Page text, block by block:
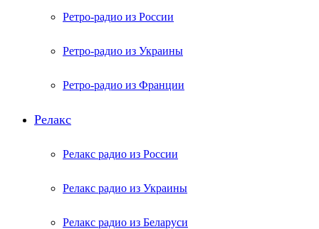
Ретро-радио из России
Ретро-радио из Украины
Ретро-радио из Франции
Релакс
Релакс радио из России
Релакс радио из Украины
Релакс радио из Беларуси